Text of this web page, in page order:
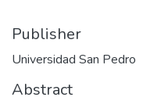
Publisher
Universidad San Pedro
Abstract